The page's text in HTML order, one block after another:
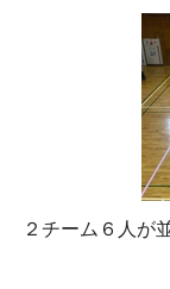
２チーム６人が